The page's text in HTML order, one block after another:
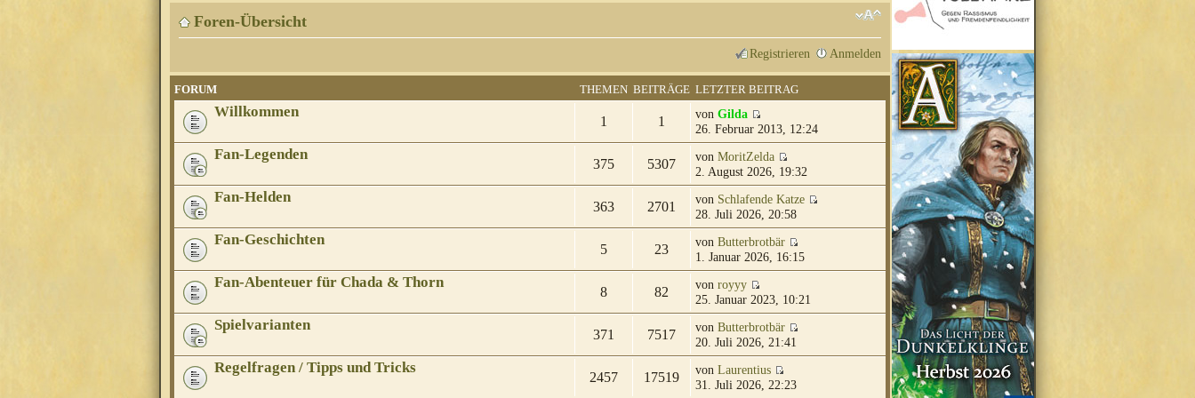
Foren-Übersicht
Registrieren Anmelden
FORUM THEMEN BEITRÄGE LETZTER BEITRAG
Willkommen
1 1 von Gilda
26. Februar 2013, 12:24
Fan-Legenden
375 5307 von MoritZelda
2. August 2026, 19:32
Fan-Helden
363 2701 von Schlafende Katze
28. Juli 2026, 20:58
Fan-Geschichten
5 23 von Butterbrotbär
1. Januar 2026, 16:15
Fan-Abenteuer für Chada & Thorn
8 82 von royyy
25. Januar 2023, 10:21
Spielvarianten
371 7517 von Butterbrotbär
20. Juli 2026, 21:41
Regelfragen / Tipps und Tricks
2457 17519 von Laurentius
31. Juli 2026, 22:23